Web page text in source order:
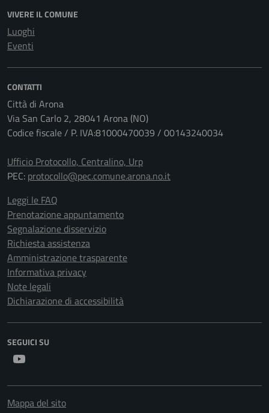
VIVERE IL COMUNE
Luoghi
Eventi
CONTATTI
Città di Arona
Via San Carlo 2, 28041 Arona (NO)
Codice fiscale / P. IVA:81000470039 / 00143240034
Ufficio Protocollo, Centralino, Urp
PEC: protocollo@pec.comune.arona.no.it
Leggi le FAQ
Prenotazione appuntamento
Segnalazione disservizio
Richiesta assistenza
Amministrazione trasparente
Informativa privacy
Note legali
Dichiarazione di accessibilità
SEGUICI SU
Mappa del sito